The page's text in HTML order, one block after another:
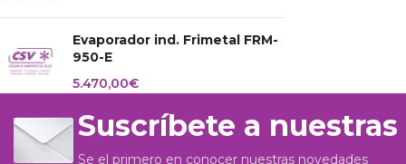
Evaporador ind. Frimetal FRM-
950-E
5.470,00€
Suscríbete a
Se el primero en conocer nuestras novedades